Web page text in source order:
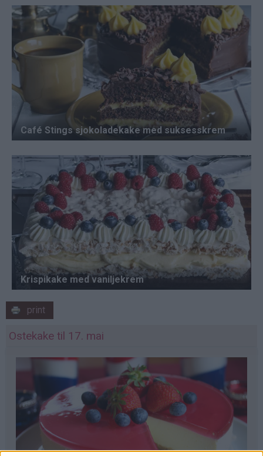
print
Ostekake til 17. mai